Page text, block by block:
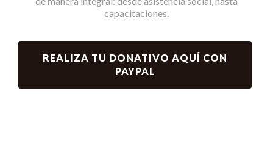
capacitaciones.
REALIZA TU DONATIVO AQUÍ CON
PAYPAL